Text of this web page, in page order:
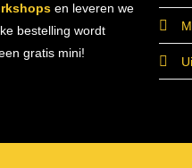
en leveren we
bestelling wordt
gratis mini!